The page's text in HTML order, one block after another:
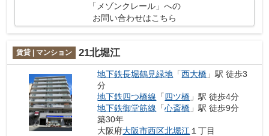
「メゾンクレール」への
お問い合わせはこちら
賃貸 | マンション 21北堀江
地下鉄長堀鶴見緑地 「西大橋 」駅 徒歩3
分
地下鉄四つ橋線 「四ツ橋 」駅 徒歩4分
地下鉄御堂筋線 「心斎橋 」駅 徒歩9分
築30年
大阪府大阪市西区北堀江 １丁目